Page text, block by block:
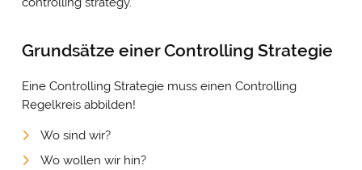
Grundsätze einer Controlling Strategie
Eine Controlling Strategie muss einen Controlling
Regelkreis abbilden!
Wo sind wir?
Wo wollen wir hin?